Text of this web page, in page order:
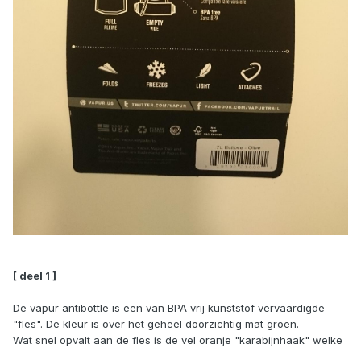
[ deel 1 ]
De vapur antibottle is een van BPA vrij kunststof vervaardigde
"fles". De kleur is over het geheel doorzichtig mat groen.
Wat snel opvalt aan de fles is de vel oranje "karabijnhaak" welke